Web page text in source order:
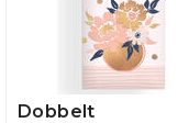
Dobbelt